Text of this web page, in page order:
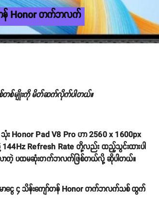
ာ်တန် Honor တက်ဘလက်
တစ်မျိုးကို မိတ်ဆက်လိုက်ပါတယ်။
သုံး Honor Pad V8 Pro ဟာ 2560 x 1600px
144Hz Refresh Rate တို့လည်း ထည့်သွင်းထားပါ
ာတဲ့ ပထမဆုံးတက်ဘလက်ဖြစ်တယ်လို့ ဆိုပါတယ်။
မာငွေ ၄ သိန်းကျော်တန် Honor တက်ဘလက်သစ် ထွက်